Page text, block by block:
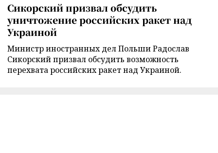
Сикорский призвал обсудить
уничтожение российских ракет над
Украиной
Министр иностранных дел Польши Радослав
Сикорский призвал обсудить возможность
перехвата российских ракет над Украиной.